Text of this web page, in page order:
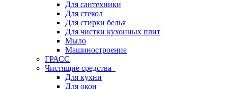
Для сантехники
Для стекол
Для стирки белья
Для чистки кухонных плит
Мыло
Машиностроение
ГРАСС
Чистящие средства
Для кухни
Для окон